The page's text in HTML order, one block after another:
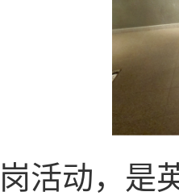
活动，是